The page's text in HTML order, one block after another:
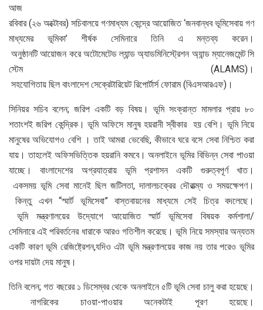
আজ
রবিবার (২৬ অক্টোবর) সচিবালয়ে গণমাধ্যম কেন্দ্রে আয়োজিত ‘জনবান্ধব ভূমিসেবায় গণ
মাধ্যমের ভূমিকা’ শীর্ষক সেমিনারে তিনি এ মন্তব্য করেন।
অনুষ্ঠানটি আয়োজন করে অটোমেটেড ল্যান্ড অ্যাডমিনিস্ট্রেশন অ্যান্ড ম্যানেজমেন্ট সি
স্টেম (ALAMS)।
সহযোগিতায় ছিল বাংলাদেশ সেক্রেটারিয়েট রিপোর্টার্স ফোরাম (বিএসআরএফ)।
সিনিয়র সচিব বলেন; জরিপ একটি বড় বিষয়। ভূমি সংক্রান্ত মামলার প্রায় ৮০
শতাংশই জরিপ কেন্দ্রিক। ভূমি অফিসে মানুষ হয়রানী স্বীকার হয় বেশি। ভূমি নিয়ে
মানুষের অভিযোগও বেশি । তাই আমরা ভেবেছি, কীভাবে ঘরে বসে সেবা নিশ্চিত করা
যায়। তাহলেই অফিসভিত্তিক হয়রানি কমবে। অনলাইনে ভূমির বিভিন্ন সেবা পাওয়া
যাচ্ছে। বাংলাদেশের অগ্রযাত্রায় ভূমি প্রশাসন একটি গুরুত্বপূর্ণ খাত।
একসময় ভূমি সেবা মানেই ছিল জটিলতা, দালালচক্রের দৌরাত্ম্য ও সময়ক্ষেপণ।
কিন্তু এখন “স্মার্ট ভূমিসেবা” বাস্তবায়নের মাধ্যমে সেই চিত্র বদলেছে।
ভূমি মন্ত্রণালয়ের উদ্যোগে আয়োজিত স্মার্ট ভূমিসেবা বিষয়ক কর্মশালা/
সেমিনারে এই পরিবর্তনের ধারাকে আরও গতিশীল করেছে। ভূমি নিয়ে সমস্যার অন্যতম
একটি কারণ ভূমি রেজিষ্ট্রেশন,যদিও এটা ভূমি মন্ত্রণালয়ের কাজ নয় তার পরেও ভূমির
ওপর দায়টা দেয় মানুষ।
তিনি বলেন; গত বছরের ১ ডিসেম্বর থেকে অনলাইনে ৫টি ভূমি সেবা চালু করা হয়েছে।
নাগরিকের চাওয়া-পাওয়ার অনেকটাই পূরণ হয়েছে।